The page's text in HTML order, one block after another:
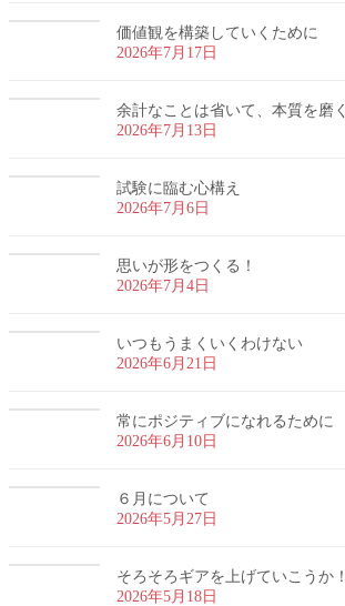
価値観を構築していくために
2026年7月17日
余計なことは省いて、本質を磨く
2026年7月13日
試験に臨む心構え
2026年7月6日
思いが形をつくる！
2026年7月4日
いつもうまくいくわけない
2026年6月21日
常にポジティブになれるために
2026年6月10日
６月について
2026年5月27日
そろそろギアを上げていこうか！
2026年5月18日